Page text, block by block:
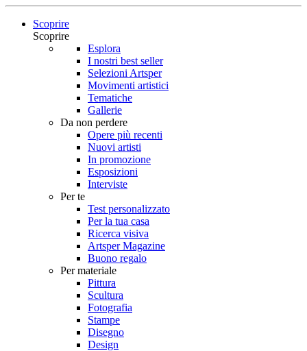
Scoprire
Scoprire
Esplora
I nostri best seller
Selezioni Artsper
Movimenti artistici
Tematiche
Gallerie
Da non perdere
Opere più recenti
Nuovi artisti
In promozione
Esposizioni
Interviste
Per te
Test personalizzato
Per la tua casa
Ricerca visiva
Artsper Magazine
Buono regalo
Per materiale
Pittura
Scultura
Fotografia
Stampe
Disegno
Design